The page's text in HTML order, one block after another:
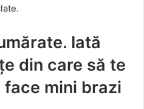
Iată
din care să te
mini brazi